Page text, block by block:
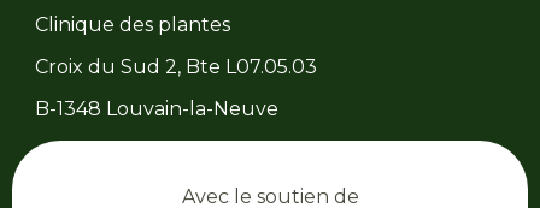
Clinique des plantes
Croix du Sud 2, Bte L07.05.03
B-1348 Louvain-la-Neuve
Avec le soutien de